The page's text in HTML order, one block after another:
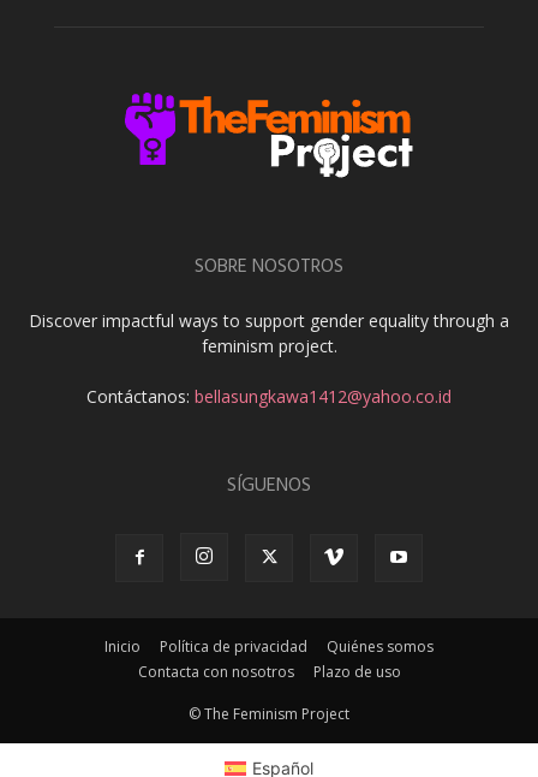
SOBRE NOSOTROS
Discover impactful ways to support gender equality through a
feminism project.
Contáctanos: bellasungkawa1412@yahoo.co.id
SÍGUENOS
Inicio Política de privacidad
Quiénes somos
Contacta con nosotros
Plazo de uso
© The Feminism Project
Español